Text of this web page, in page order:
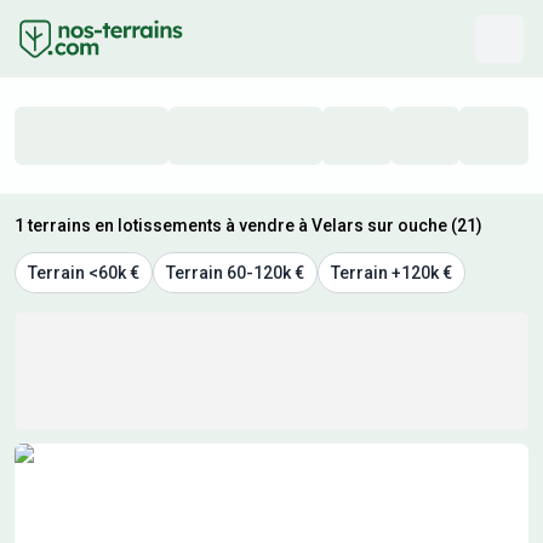
1 terrains en lotissements à vendre à Velars sur ouche (21)
Terrain <60k € Terrain 60-120k € Terrain +120k €
Résultats de recherche